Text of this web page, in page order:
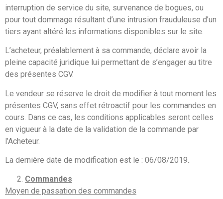
interruption de service du site, survenance de bogues, ou
pour tout dommage résultant d’une intrusion frauduleuse d’un
tiers ayant altéré les informations disponibles sur le site.
L’acheteur, préalablement à sa commande, déclare avoir la
pleine capacité juridique lui permettant de s’engager au titre
des présentes CGV.
Le vendeur se réserve le droit de modifier à tout moment les
présentes CGV, sans effet rétroactif pour les commandes en
cours. Dans ce cas, les conditions applicables seront celles
en vigueur à la date de la validation de la commande par
l’Acheteur.
La dernière date de modification est le : 06/08/2019.
Commandes
Moyen de passation des commandes